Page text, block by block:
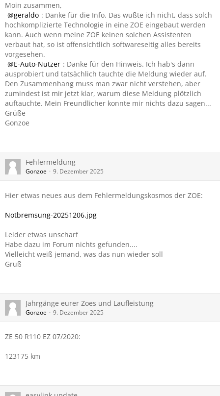
Moin zusammen,
geraldo : Danke für die Info. Das wußte ich nicht, dass solch
hochkomplizierte Technologie in eine ZOE eingebaut werden
kann. Auch wenn meine ZOE keinen solchen Assistenten
verbaut hat, so ist offensichtlich softwareseitig alles bereits
vorgesehen.
E-Auto-Nutzer : Danke für den Hinweis. Ich hab's dann
ausprobiert und tatsächlich tauchte die Meldung wieder auf.
Den Zusammenhang muss man zwar nicht verstehen, aber
zumindest ist mir jetzt klar, warum diese Meldung plötzlich
auftauchte. Mein Freundlicher konnte mir nichts dazu sagen...
Grüße
Gonzoe
Fehlermeldung
Gonzoe 9. Dezember 2025
Hier etwas neues aus dem Fehlermeldungskosmos der ZOE:
Notbremsung-20251206.jpg
Leider etwas unscharf
Habe dazu im Forum nichts gefunden....
Vielleicht weiß jemand, was das nun wieder soll
Gruß
Jahrgänge eurer Zoes und Laufleistung
Gonzoe 9. Dezember 2025
ZE 50 R110 EZ 07/2020:
123175 km